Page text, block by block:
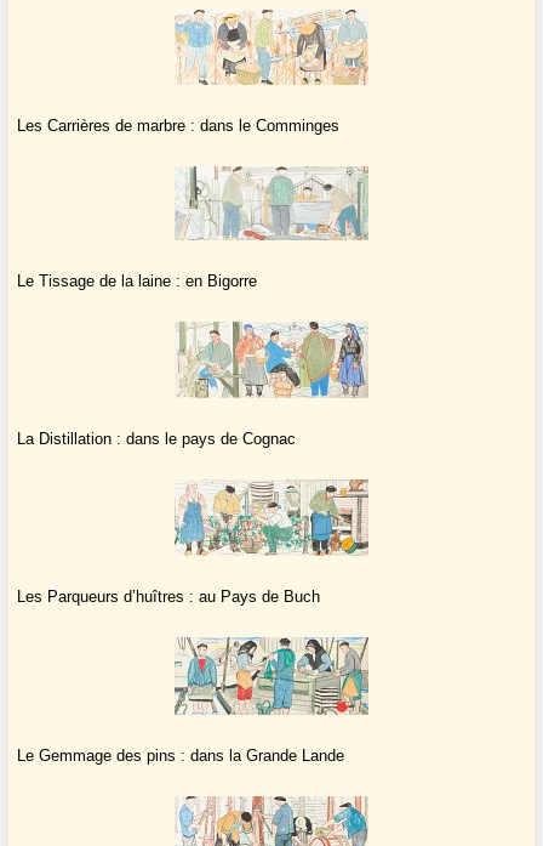
Les Carrières de marbre : dans le Comminges
Le Tissage de la laine : en Bigorre
La Distillation : dans le pays de Cognac
Les Parqueurs d’huîtres : au Pays de Buch
Le Gemmage des pins : dans la Grande Lande